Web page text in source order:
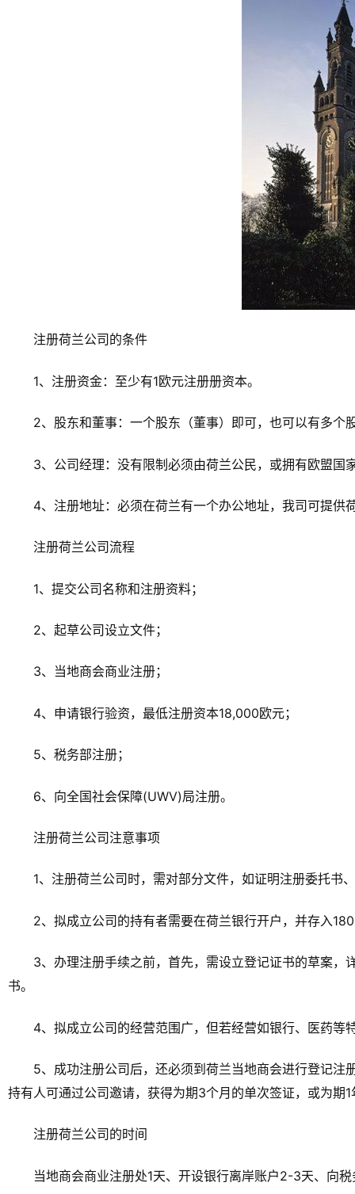
注册荷兰公司的条件
1、注册资金：至少有1欧元注册册资本。
2、股东和董事：一个股东（董事）即可，也可以有多
3、公司经理：没有限制必须由荷兰公民，或拥有欧盟国
4、注册地址：必须在荷兰有一个办公地址，我司可提供
注册荷兰公司流程
1、提交公司名称和注册资料；
2、起草公司设立文件；
3、当地商会商业注册；
4、申请银行验资，最低注册资本18,000欧元；
5、税务部注册；
6、向全国社会保障(UWV)局注册。
注册荷兰公司注意事项
1、注册荷兰公司时，需对部分文件，如证明注册委托书
2、拟成立公司的持有者需要在荷兰银行开户，并存入
3、办理注册手续之前，首先，需设立登记证书的草案
书。
4、拟成立公司的经营范围广，但若经营如银行、医药等
5、成功注册公司后，还必须到荷兰当地商会进行登记
持有人可通过公司邀请，获得为期3个月的单次签证，或为期
注册荷兰公司的时间
当地商会商业注册处1天、开设银行离岸账户2-3天、向